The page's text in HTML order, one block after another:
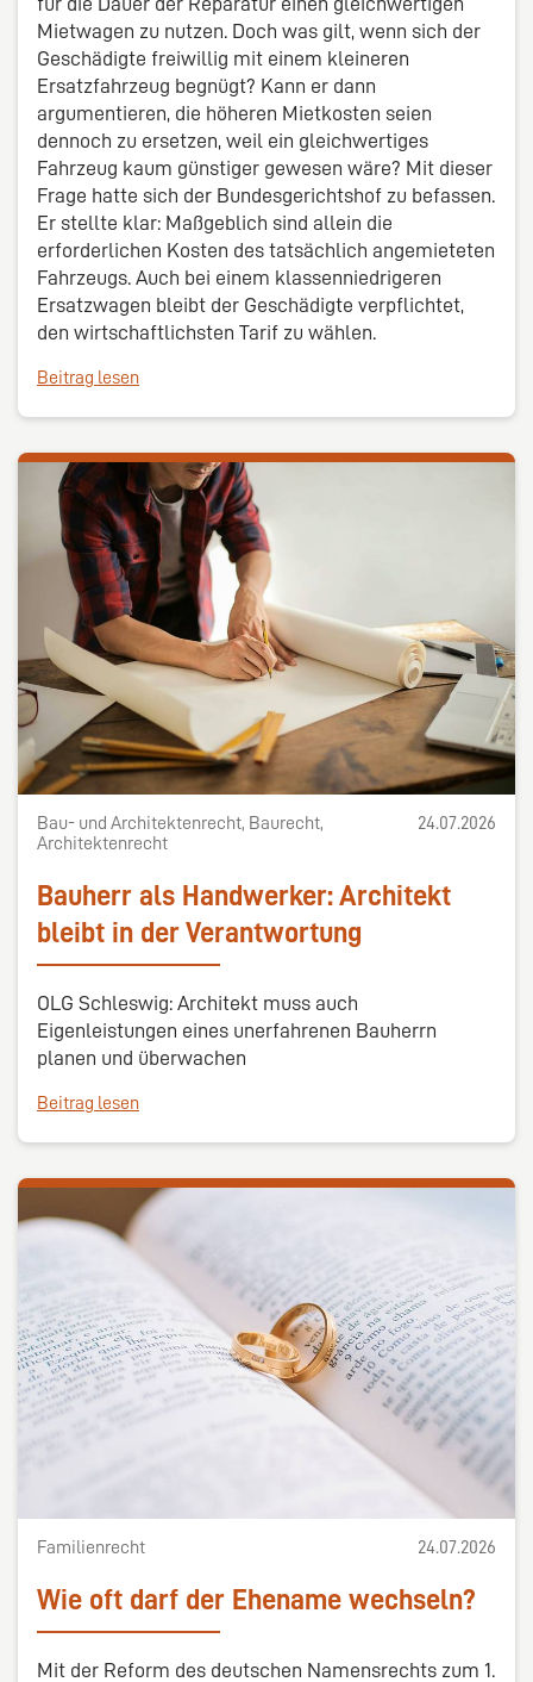
Mietwagen zu nutzen. Doch was gilt, wenn sich der
Geschädigte freiwillig mit einem kleineren
Ersatzfahrzeug begnügt? Kann er dann
argumentieren, die höheren Mietkosten seien
dennoch zu ersetzen, weil ein gleichwertiges
Fahrzeug kaum günstiger gewesen wäre? Mit dieser
Frage hatte sich der Bundesgerichtshof zu befassen.
Er stellte klar: Maßgeblich sind allein die
erforderlichen Kosten des tatsächlich angemieteten
Fahrzeugs. Auch bei einem klassenniedrigeren
Ersatzwagen bleibt der Geschädigte verpflichtet,
den wirtschaftlichsten Tarif zu wählen.
Beitrag lesen
Bau- und Architektenrecht, Baurecht,
Architektenrecht
24.07.2026
Bauherr als Handwerker: Architekt
bleibt in der Verantwortung
OLG Schleswig: Architekt muss auch
Eigenleistungen eines unerfahrenen Bauherrn
planen und überwachen
Beitrag lesen
Familienrecht 24.07.2026
Wie oft darf der Ehename wechseln?
Mit der Reform des deutschen Namensrechts zum 1.